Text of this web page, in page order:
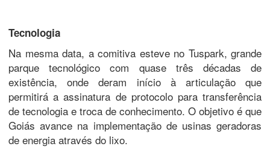
Tecnologia
Na mesma data, a comitiva esteve no Tuspark, grande
parque tecnológico com quase três décadas de
existência, onde deram início à articulação que
permitirá a assinatura de protocolo para transferência
de tecnologia e troca de conhecimento. O objetivo é que
Goiás avance na implementação de usinas geradoras
de energia através do lixo.